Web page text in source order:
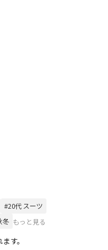
#20代 スーツ
冬 もっと見る
す。